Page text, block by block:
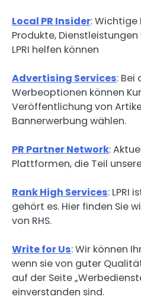
Local PR Insider: Wichtige
Produkte,
LPRI helfen können
Advertising Services: Bei
Werbeoptionen können
Veröffentlichung von
Bannerwerbung wählen.
PR Partner Network:
Plattformen, die Teil
Rank High Services: LPRI
gehört es. Hier finden Sie
von RHS.
Write for Us: Wir können
wenn sie von guter
auf der Seite
einverstanden sind.